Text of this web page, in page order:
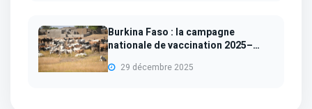
Burkina Faso : la campagne
nationale de vaccination 2025–
29 décembre 2025